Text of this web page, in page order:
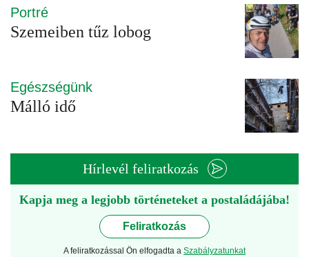
Portré
Szemeiben tűz lobog
Egészségünk
Málló idő
Hírlevél feliratkozás
Kapja meg a legjobb történeteket a postaládájába!
Feliratkozás
A feliratkozással Ön elfogadta a Szabályzatunkat